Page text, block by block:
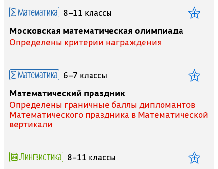
Математика 8–11 классы
Московская математическая олимпиада
Определены критерии награждения
Математика 6–7 классы
Математический праздник
Определены граничные баллы дипломантов
Математического праздника в Математической
вертикали
Лингвистика 8–11 классы